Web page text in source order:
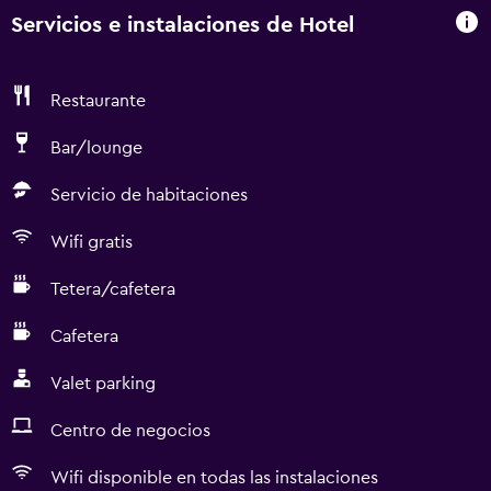
Servicios e instalaciones de Hotel
Restaurante
Bar/lounge
Servicio de habitaciones
Wifi gratis
Tetera/cafetera
Cafetera
Valet parking
Centro de negocios
Wifi disponible en todas las instalaciones